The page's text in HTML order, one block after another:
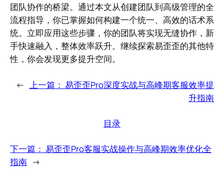
团队协作的桥梁。通过本文从创建团队到高级管理的全
流程指导，你已掌握如何构建一个统一、高效的话术系
统。立即应用这些步骤，你的团队将实现无缝协作，新
手快速融入，整体效率跃升。继续探索易歪歪的其他特
性，你会发现更多提升空间。
← 上一篇： 易歪歪Pro深度实战与高峰期客服效率提
升指南
目录
下一篇： 易歪歪Pro客服实战操作与高峰期效率优化全
指南 →